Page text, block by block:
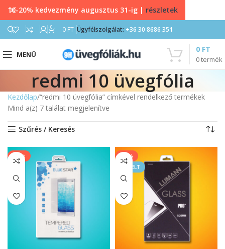
0 0 FT Ügyfélszolgálat: +36 30 8686 351
MENÜ
0termék
0 FT
redmi 10 üvegfólia
Kezdőlap “redmi 10 üvegfólia” címkével rendelkező termékek
Mind a(z) 7 találat megjelenítve
Szűrés / Keresés
-20%
-33%
KIEMELT
10-20% kedvezmény augusztus 31-ig | részletek